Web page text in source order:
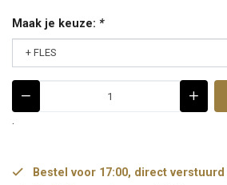
Maak je keuze: *
.
Bestel voor 17:00, direct verstuurd